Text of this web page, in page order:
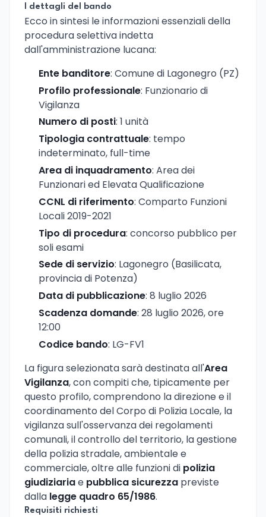
I dettagli del bando
Ecco in sintesi le informazioni essenziali della
procedura selettiva indetta
dall'amministrazione lucana:
Ente banditore: Comune di Lagonegro (PZ)
Profilo professionale: Funzionario di
Vigilanza
Numero di posti: 1 unità
Tipologia contrattuale: tempo
indeterminato, full-time
Area di inquadramento: Area dei
Funzionari ed Elevata Qualificazione
CCNL di riferimento: Comparto Funzioni
Locali 2019-2021
Tipo di procedura: concorso pubblico per
soli esami
Sede di servizio: Lagonegro (Basilicata,
provincia di Potenza)
Data di pubblicazione: 8 luglio 2026
Scadenza domande: 28 luglio 2026, ore
12:00
Codice bando: LG-FV1
La figura selezionata sarà destinata all'Area
Vigilanza, con compiti che, tipicamente per
questo profilo, comprendono la direzione e il
coordinamento del Corpo di Polizia Locale, la
vigilanza sull'osservanza dei regolamenti
comunali, il controllo del territorio, la gestione
della polizia stradale, ambientale e
commerciale, oltre alle funzioni di polizia
giudiziariae pubblica sicurezza previste
dalla legge quadro 65/1986.
Requisiti richiesti